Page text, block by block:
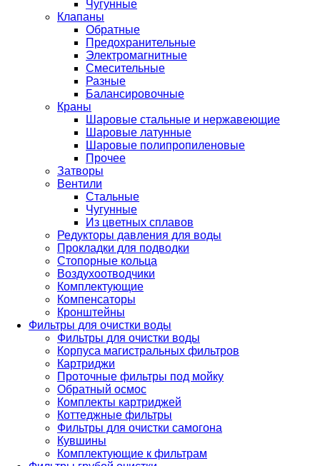
Чугунные
Клапаны
Обратные
Предохранительные
Электромагнитные
Смесительные
Разные
Балансировочные
Краны
Шаровые стальные и нержавеющие
Шаровые латунные
Шаровые полипропиленовые
Прочее
Затворы
Вентили
Стальные
Чугунные
Из цветных сплавов
Редукторы давления для воды
Прокладки для подводки
Стопорные кольца
Воздухоотводчики
Комплектующие
Компенсаторы
Кронштейны
Фильтры для очистки воды
Фильтры для очистки воды
Корпуса магистральных фильтров
Картриджи
Проточные фильтры под мойку
Обратный осмос
Комплекты картриджей
Коттеджные фильтры
Фильтры для очистки самогона
Кувшины
Комплектующие к фильтрам